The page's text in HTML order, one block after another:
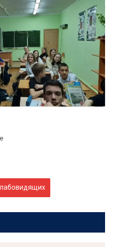
СУДЬБЕ?
?СВЕТ И ТЕНЬ?